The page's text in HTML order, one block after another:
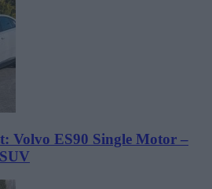
Volvo ES90 Single Motor –